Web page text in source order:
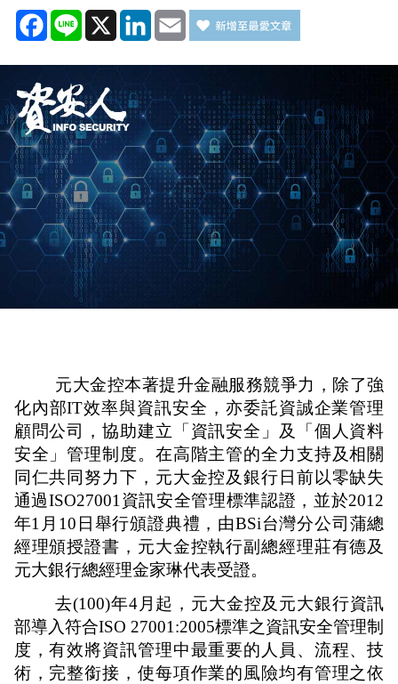
Facebook
Line X LinkedIn
Email
元大金控本著提升金融服務競爭力，除了強
化內部IT效率與資訊安全， 亦委託資誠企業管理
顧問公司，協助建立「資訊安全」及「個人資料
安全」管理制度。在高階主管的全力支持及相關
同仁共同努力下，元大金控及銀行日前以零缺失
通過ISO27001 資訊安全管理標準認證，並於2012
年1 月 10 日舉行頒證典禮，由BSi台灣分公司蒲總
經理頒授證書，元大金控執行副總經理莊有德及
元大銀行總經理金家琳代表受證。
去(100)年4月起，元大金控及元大銀行資訊
部導入符合ISO 27001:2005標準之資訊安全管理制
度，有效將資訊管理中最重要的人員、流程、技
術，完整銜接，使每項作業的風險均有管理之依